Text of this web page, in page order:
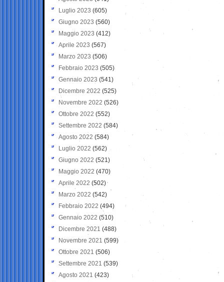
Luglio 2023 (605)
Giugno 2023 (560)
Maggio 2023 (412)
Aprile 2023 (567)
Marzo 2023 (506)
Febbraio 2023 (505)
Gennaio 2023 (541)
Dicembre 2022 (525)
Novembre 2022 (526)
Ottobre 2022 (552)
Settembre 2022 (584)
Agosto 2022 (584)
Luglio 2022 (562)
Giugno 2022 (521)
Maggio 2022 (470)
Aprile 2022 (502)
Marzo 2022 (542)
Febbraio 2022 (494)
Gennaio 2022 (510)
Dicembre 2021 (488)
Novembre 2021 (599)
Ottobre 2021 (506)
Settembre 2021 (539)
Agosto 2021 (423)